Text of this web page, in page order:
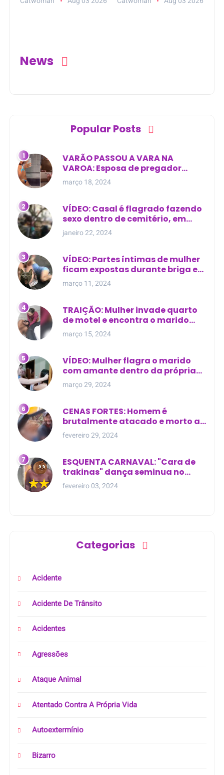
em Ipatinga (MG)
estado grave após
News
Popular Posts
VARÃO PASSOU A VARA NA
VAROA: Esposa de pregador
evangélico descobre
relacionamento extra-conjugal
março 18, 2024
VÍDEO: Casal é flagrado fazendo
sexo dentro de cemitério, em
cima de túmulo no Maranhão
janeiro 22, 2024
VÍDEO: Partes íntimas de mulher
ficam expostas durante briga em
Manaus
março 11, 2024
TRAIÇÃO: Mulher invade quarto
de motel e encontra o marido
com outra na cama
março 15, 2024
VÍDEO: Mulher flagra o marido
com amante dentro da própria
residência
março 29, 2024
CENAS FORTES: Homem é
brutalmente atacado e morto a
golpes de facão em joão lisboa
fevereiro 29, 2024
ESQUENTA CARNAVAL: "Cara de
trakinas" dança seminua no
meio da rua na Bahia
fevereiro 03, 2024
Categorias
Acidente
Acidente De Trânsito
Acidentes
Agressões
Ataque Animal
Atentado Contra A Própria Vida
Autoextermínio
Bizarro